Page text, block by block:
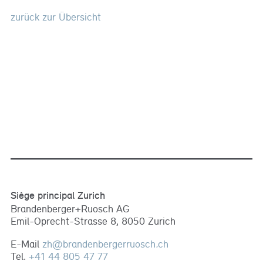
zurück zur Übersicht
Siège principal Zurich
Brandenberger+Ruosch AG
Emil-Oprecht-Strasse 8, 8050 Zurich
E-Mail zh@brandenbergerruosch.ch
Tel. +41 44 805 47 77